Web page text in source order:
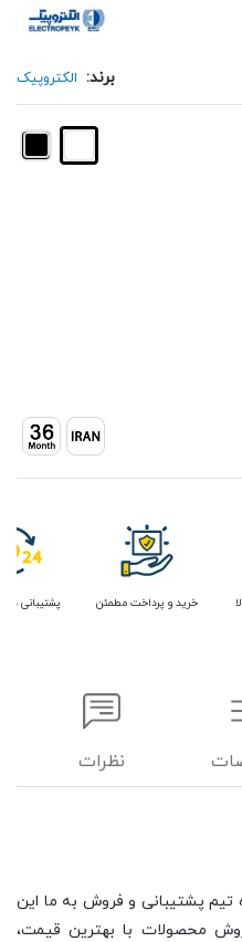
برند: الکتروپیک
خرید و پرداخت مطمئن پشتیبانی
نظرات
تیم پشتیبانی و فروش به ما این
محصولات با بهترین قیمت،